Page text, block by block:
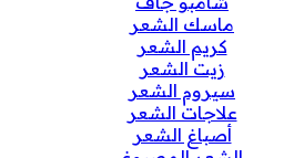
ماسك الشعر
كريم الشعر
زيت الشعر
سيروم الشعر
علاجات الشعر
أصباغ الشعر